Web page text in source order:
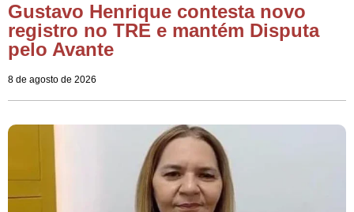
Gustavo Henrique contesta novo
registro no TRE e mantém Disputa
pelo Avante
8 de agosto de 2026